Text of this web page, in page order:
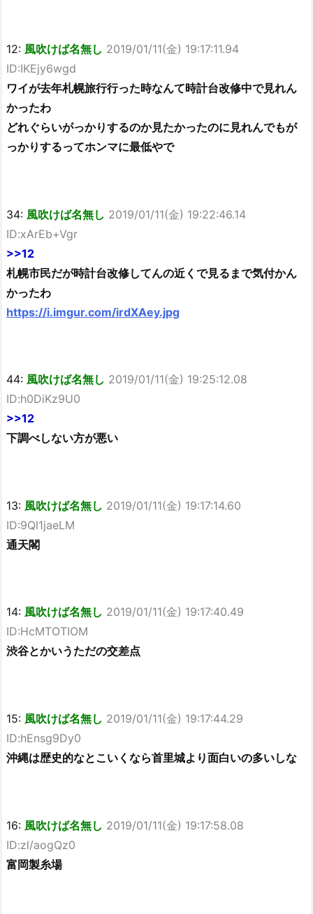
12: 風吹けば名無し 2019/01/11(金) 19:17:11.94
ID:IKEjy6wgd
ワイが去年札幌旅行行った時なんて時計台改修中で見れん
かったわ
どれぐらいがっかりするのか見たかったのに見れんでもが
っかりするってホンマに最低やで
34: 風吹けば名無し 2019/01/11(金) 19:22:46.14
ID:xArEb+Vgr
>>12
札幌市民だが時計台改修してんの近くで見るまで気付かん
かったわ
https://i.imgur.com/irdXAey.jpg
44: 風吹けば名無し 2019/01/11(金) 19:25:12.08
ID:h0DiKz9U0
>>12
下調べしない方が悪い
13: 風吹けば名無し 2019/01/11(金) 19:17:14.60
ID:9Ql1jaeLM
通天閣
14: 風吹けば名無し 2019/01/11(金) 19:17:40.49
ID:HcMTOTIOM
渋谷とかいうただの交差点
15: 風吹けば名無し 2019/01/11(金) 19:17:44.29
ID:hEnsg9Dy0
沖縄は歴史的なとこいくなら首里城より面白いの多いしな
16: 風吹けば名無し 2019/01/11(金) 19:17:58.08
ID:zl/aogQz0
富岡製糸場